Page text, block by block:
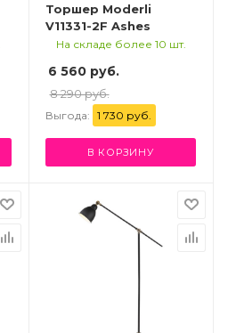
Торшер Moderli
V11331-2F Ashes
На складе более 10 шт.
6 560 руб.
8 290 руб.
Выгода: 1 730 руб.
В КОРЗИНУ